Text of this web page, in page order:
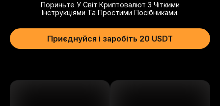
Пориньте У Світ Криптовалют З Чіткими
Інструкціями Та Простими Посібниками.
Приєднуйся і заробіть 20 USDT